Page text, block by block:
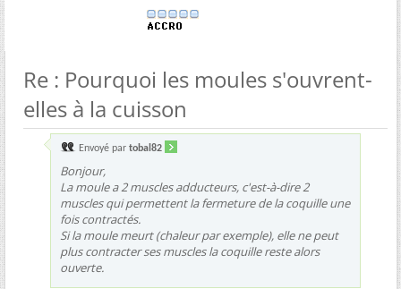
Re : Pourquoi les moules s'ouvrent-
elles à la cuisson
Envoyé par tobal82
Bonjour,
La moule a 2 muscles adducteurs, c'est-à-dire 2
muscles qui permettent la fermeture de la coquille une
fois contractés.
Si la moule meurt (chaleur par exemple), elle ne peut
plus contracter ses muscles la coquille reste alors
ouverte.